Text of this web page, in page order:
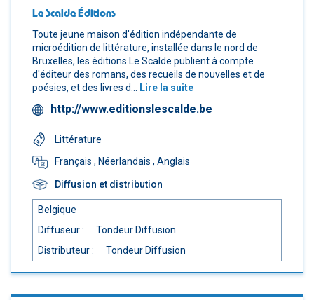
Le Scalde Éditions
Toute jeune maison d'édition indépendante de
microédition de littérature, installée dans le nord de
Bruxelles, les éditions Le Scalde publient à compte
d'éditeur des romans, des recueils de nouvelles et de
poésies, et des livres d...
Lire la suite
http://www.editionslescalde.be
Littérature
Français , Néerlandais , Anglais
Diffusion et distribution
Belgique
Diffuseur :
Tondeur Diffusion
Distributeur :
Tondeur Diffusion